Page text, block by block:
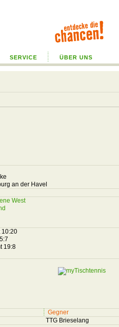
SERVICE ÜBER UNS
an der Havel
West
19:8
Gegner
TTG Brieselang